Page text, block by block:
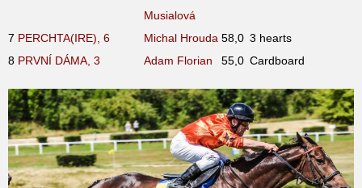
Musialová
7 PERCHTA(IRE), 6 Michal Hrouda 58,0 3 hearts
8 PRVNÍ DÁMA, 3 Adam Florian 55,0 Cardboard